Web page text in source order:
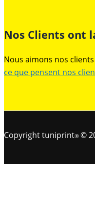
Nos Clients ont
Nous aimons nos
ce que pensent nos
Copyright tuniprint® ©